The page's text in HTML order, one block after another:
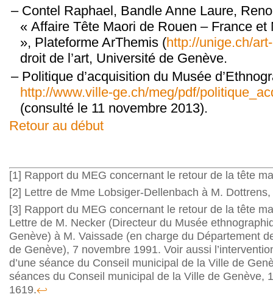
Contel Raphael, Bandle Anne Laure,
« Affaire Tête Maori de Rouen – France et
», Plateforme ArThemis (http://unige.ch/
droit de l’art, Université de Genève.
Politique d’acquisition du Musée
http://www.ville-ge.ch/meg/pdf/
(consulté le 11 novembre 2013).
Retour au début
[1] Rapport du MEG concernant le retour de la tête
[2] Lettre de Mme Lobsiger-Dellenbach à M.
[3] Rapport du MEG concernant le retour de la tête
Lettre de M. Necker (Directeur du Musée
Genève) à M. Vaissade (en charge du Département
de Genève), 7 novembre 1991. Voir aussi
d’une séance du Conseil municipal de la Ville de
séances du Conseil municipal de la Ville de Genève,
1619.↩